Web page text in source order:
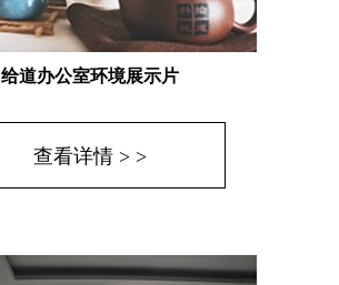
给道办公室环境展示片
查看详情 > >